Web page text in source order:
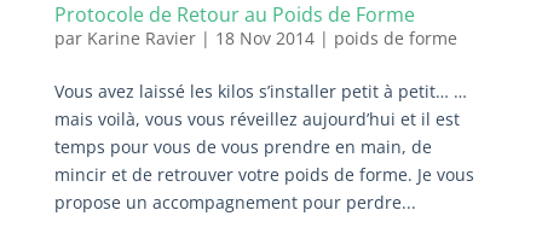
Protocole de Retour au Poids de Forme
par Karine Ravier| 18 Nov 2014| poids de forme
Vous avez laissé les kilos s’installer petit à petit… …
mais voilà, vous vous réveillez aujourd’hui et il est
temps pour vous de vous prendre en main, de
mincir et de retrouver votre poids de forme. Je vous
propose un accompagnement pour perdre...